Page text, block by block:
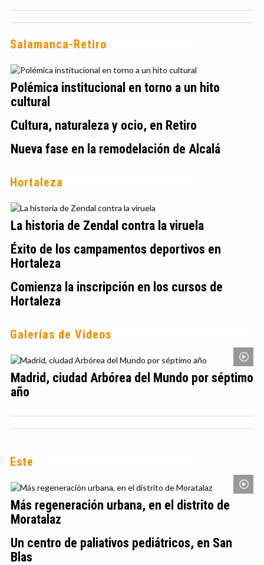
Salamanca-Retiro
Polémica institucional en torno a un hito
cultural
Cultura, naturaleza y ocio, en Retiro
Nueva fase en la remodelación de Alcalá
Hortaleza
La historia de Zendal contra la viruela
Éxito de los campamentos deportivos en
Hortaleza
Comienza la inscripción en los cursos de
Hortaleza
Galerías de Videos
Madrid, ciudad Arbórea del Mundo por séptimo
año
Este
Más regeneración urbana, en el distrito de
Moratalaz
Un centro de paliativos pediátricos, en San
Blas